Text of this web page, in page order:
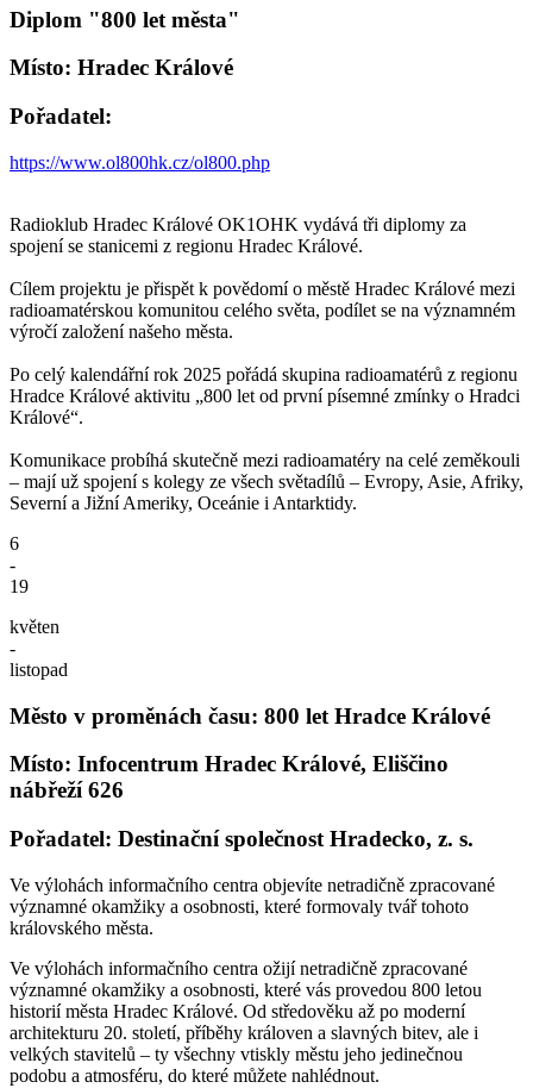
Diplom "800 let města"
Místo: Hradec Králové
Pořadatel:
https://www.ol800hk.cz/ol800.php
Radioklub Hradec Králové OK1OHK vydává tři diplomy za
spojení se stanicemi z regionu Hradec Králové.
Cílem projektu je přispět k povědomí o městě Hradec Králové mezi
radioamatérskou komunitou celého světa, podílet se na významném
výročí založení našeho města.
Po celý kalendářní rok 2025 pořádá skupina radioamatérů z regionu
Hradce Králové aktivitu „800 let od první písemné zmínky o Hradci
Králové“.
Komunikace probíhá skutečně mezi radioamatéry na celé zeměkouli
– mají už spojení s kolegy ze všech světadílů – Evropy, Asie, Afriky,
Severní a Jižní Ameriky, Oceánie i Antarktidy.
6
-
19
květen
-
listopad
Město v proměnách času: 800 let Hradce Králové
Místo: Infocentrum Hradec Králové, Eliščino
nábřeží 626
Pořadatel: Destinační společnost Hradecko, z. s.
Ve výlohách informačního centra objevíte netradičně zpracované
významné okamžiky a osobnosti, které formovaly tvář tohoto
královského města.
Ve výlohách informačního centra ožijí netradičně zpracované
významné okamžiky a osobnosti, které vás provedou 800 letou
historií města Hradec Králové. Od středověku až po moderní
architekturu 20. století, příběhy královen a slavných bitev, ale i
velkých stavitelů – ty všechny vtiskly městu jeho jedinečnou
podobu a atmosféru, do které můžete nahlédnout.